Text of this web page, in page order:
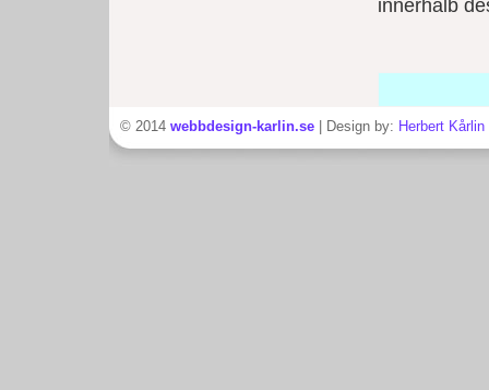
innerhalb
© 2014 webbdesign-karlin.se | Design by: Herbert Kårlin